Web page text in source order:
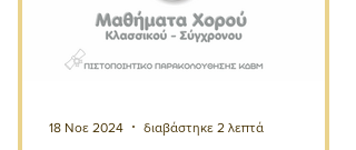
18 Νοε 2024 διαβάστηκε 2 λεπτά